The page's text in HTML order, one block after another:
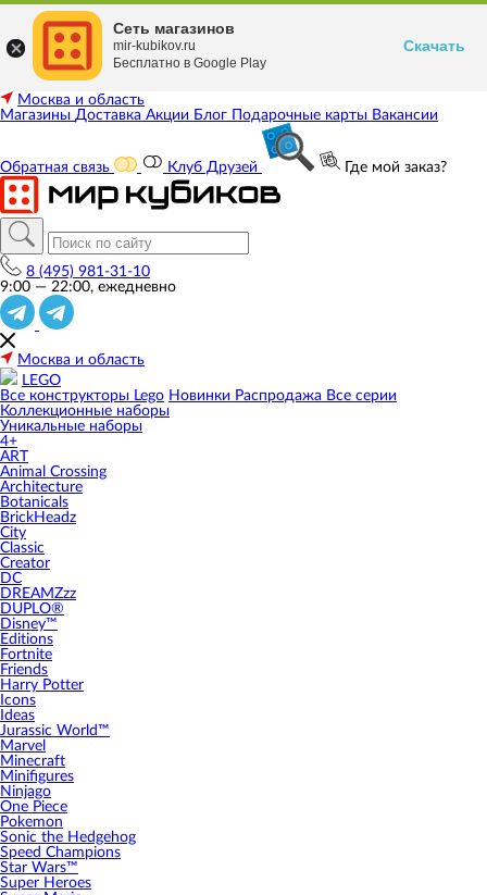
Москва и область
Магазины Доставка Акции Блог Подарочные карты Вакансии
Обратная связь Клуб Друзей Где мой заказ?
8 (495) 981-31-10
9:00 — 22:00, ежедневно
Москва и область
LEGO
Все конструкторы Lego Новинки Распродажа Все серии
Коллекционные наборы
Уникальные наборы
4+
ART
Animal Crossing
Architecture
Botanicals
BrickHeadz
City
Classic
Creator
DC
DREAMZzz
DUPLO®
Disney™
Editions
Fortnite
Friends
Harry Potter
Icons
Ideas
Jurassic World™
Marvel
Minecraft
Minifigures
Ninjago
One Piece
Pokemon
Sonic the Hedgehog
Speed Champions
Star Wars™
Super Heroes
Сеть магазинов
mir-kubikov.ru
Бесплатно в Google Play
Скачать